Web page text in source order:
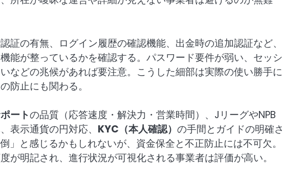
証の有無、ログイン履歴の確認機能、出金時の追加認証など、
能が整っているかを確認する。パスワード要件が弱い、セッシ
などの兆候があれば要注意。こうした細部は実際の使い勝手に
防止にも関わる。
ートの品質（応答速度・解決力・営業時間）、JリーグやNPB
表示通貨の円対応、 KYC（本人確認） の手間とガイドの明確さ
」と感じるかもしれないが、資金保全と不正防止には不可欠。
が明記され、進行状況が可視化される事業者は評価が高い。